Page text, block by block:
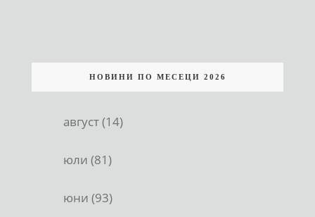
НОВИНИ ПО МЕСЕЦИ 2026
август (14)
юли (81)
юни (93)